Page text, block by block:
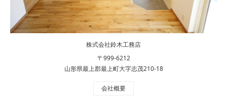
株式会社鈴木工務店
〒999-6212
山形県最上郡最上町大字志茂210-18
会社概要